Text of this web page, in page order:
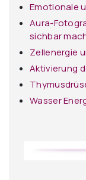
Emotionale
Aura-
sichbar
Zellenergie
Aktivierung
Wasser